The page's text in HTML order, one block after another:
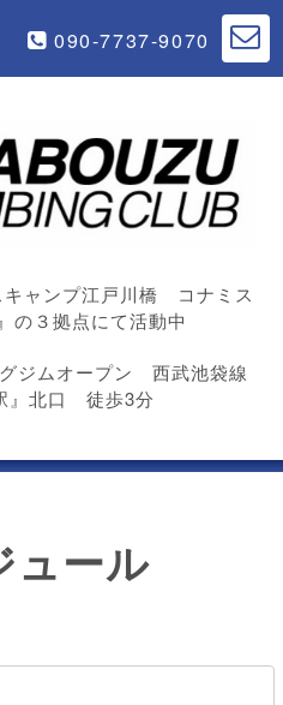
090-7737-9070
ャンプ江戸川橋 コナミス
の３拠点にて活動中
ジムオープン 西武池袋線
』北口 徒歩3分
ュール